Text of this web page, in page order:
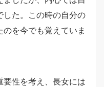
した。この時の自分の
を今でも覚えていま
性を考え、長女には